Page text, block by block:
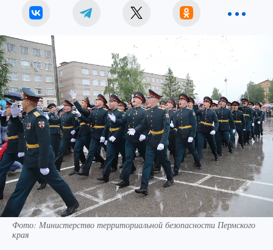
Фото: Министерство территориальной безопасности Пермского
края